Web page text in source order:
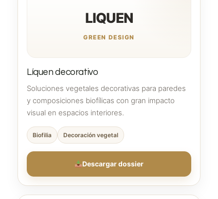
LIQUEN
GREEN DESIGN
Líquen decorativo
Soluciones vegetales decorativas para paredes
y composiciones biofílicas con gran impacto
visual en espacios interiores.
Biofilia Decoración vegetal
Descargar dossier